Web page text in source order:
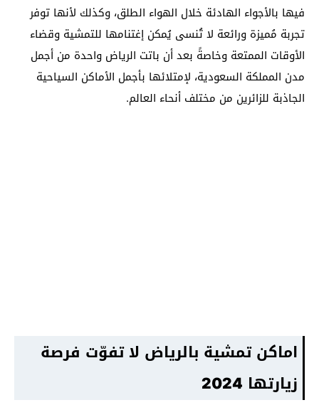
فيها بالأجواء الهادئة خلال الهواء الطلق، وكذلك لأنها توفر
تجربة مُميزة ورائعة لا تُنسى يُمكن إغتنامها للتمشية وقضاء
الأوقات الممتعة وخاصةً بعد أن باتت الرياض واحدة من أجمل
مدن المملكة السعودية، لإمتلائها بأجمل الأماكن السياحية
الجاذبة للزائرين من مختلف أنحاء العالم.
اماكن تمشية بالرياض لا تفوّت فرصة
زيارتها 2024